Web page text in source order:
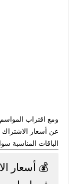
ومع اقتراب
عن أسعار الاشتراك
الباقات المناسبة